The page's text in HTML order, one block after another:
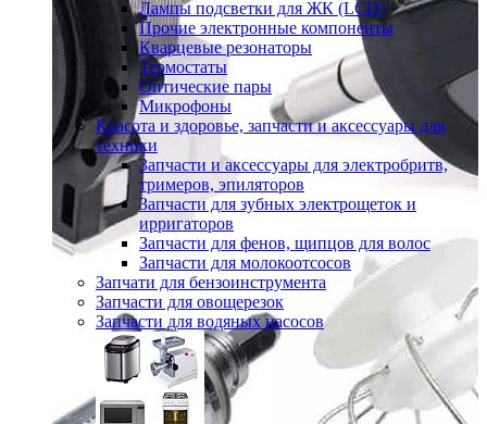
Лампы подсветки для ЖК (LCD)
Прочие электронные компоненты
Кварцевые резонаторы
Термостаты
Оптические пары
Микрофоны
Красота и здоровье, запчасти и аксессуары для
техники
Запчасти и аксессуары для электробритв,
тримеров, эпиляторов
Запчасти для зубных электрощеток и
ирригаторов
Запчасти для фенов, щипцов для волос
Запчасти для молокоотсосов
Запчати для бензоинструмента
Запчасти для овощерезок
Запчасти для водяных насосов